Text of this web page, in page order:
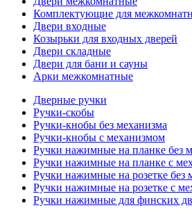
Комплектующие для
Двери входные
Козырьки для входных дверей
Двери складные
Двери для бани и сауны
Арки межкомнатные
Дверные ручки
Ручки-скобы
Ручки-кнобы без механизма
Ручки-кнобы с механизмом
Ручки нажимные на планке без
Ручки нажимные на планке с
Ручки нажимные на розетке без
Ручки нажимные на розетке с
Ручки нажимные для финских